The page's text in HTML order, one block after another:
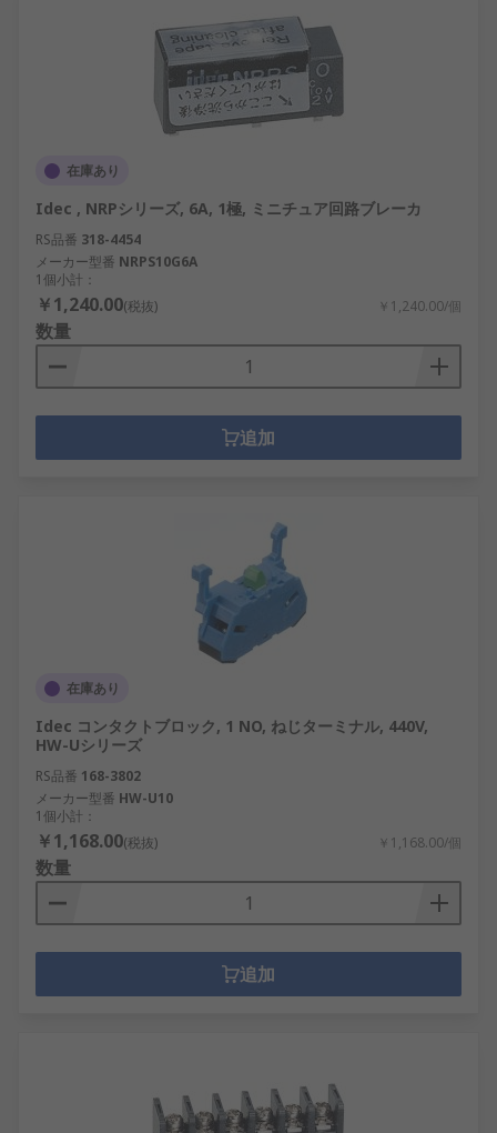
在庫あり
Idec , NRPシリーズ, 6A, 1極, ミニチュア回路ブレーカ
RS品番 318-4454
メーカー型番 NRPS10G6A
1個小計：
￥1,240.00(税抜) ￥1,240.00/個
数量
追加
在庫あり
Idec コンタクトブロック, 1 NO, ねじターミナル, 440V,
HW-Uシリーズ
RS品番 168-3802
メーカー型番 HW-U10
1個小計：
￥1,168.00(税抜) ￥1,168.00/個
数量
追加